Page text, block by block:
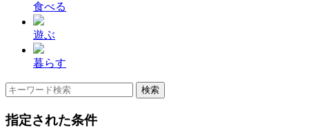
食べる
遊ぶ
暮らす
指定された条件